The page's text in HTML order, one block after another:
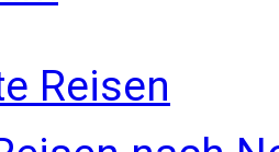
Reisen